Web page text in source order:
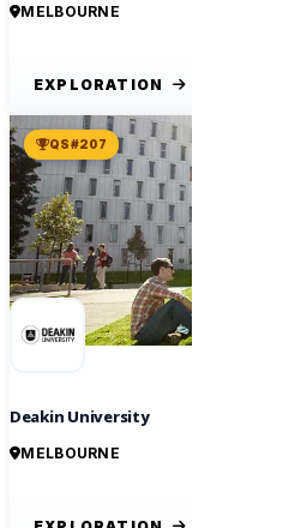
MELBOURNE
EXPLORATION
QS #207
Deakin University
MELBOURNE